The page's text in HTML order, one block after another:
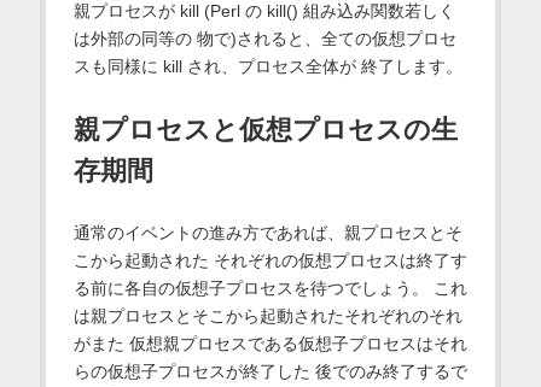
親プロセスが kill (Perl の kill() 組み込み関数若しく
は外部の同等の 物で)されると、全ての仮想プロセ
スも同様に kill され、プロセス全体が 終了します。
親プロセスと仮想プロセスの生
存期間
通常のイベントの進み方であれば、親プロセスとそ
こから起動された それぞれの仮想プロセスは終了す
る前に各自の仮想子プロセスを待つでしょう。 これ
は親プロセスとそこから起動されたそれぞれのそれ
がまた 仮想親プロセスである仮想子プロセスはそれ
らの仮想子プロセスが終了した 後でのみ終了するで